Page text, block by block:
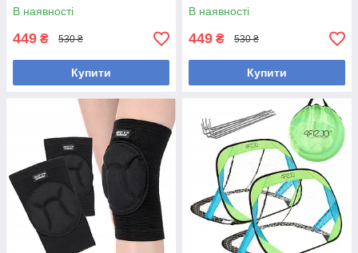
В наявності
449 ₴ 530 ₴
Купити
В наявності
449 ₴ 530 ₴
Купити